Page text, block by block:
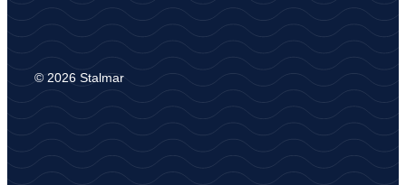
© 2026 Stalmar